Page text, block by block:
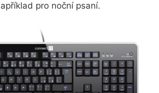
pro noční psaní.